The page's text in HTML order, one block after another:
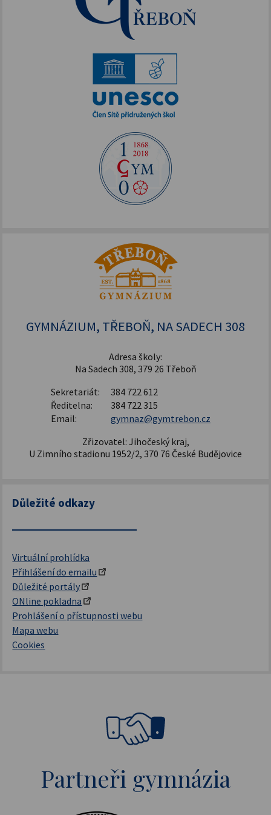
Erasmus+
Podpora vzdělávání
Škola bez hranic
Půdní vestavba
Přírodovědné pobytové kurzy
Jazykové kompetence
Archív projektů
Zdravý životní styl
Akce podpořené FOTOS
Alej Toma Schreckera
FOTOSKOP
GYMNÁZIUM, TŘEBOŇ, NA SADECH 308
Adresa školy:
Na Sadech 308, 379 26 Třeboň
Sekretariát:
384 722 612
Ředitelna:
384 722 315
Email:
gymnaz@gymtrebon.cz
Zřizovatel: Jihočeský kraj,
U Zimního stadionu 1952/2, 370 76 České Budějovice
Důležité odkazy
Virtuální prohlídka
Přihlášení do emailu
Důležité portály
ONline pokladna
Prohlášení o přístupnosti webu
Mapa webu
Cookies
Partneři gymnázia